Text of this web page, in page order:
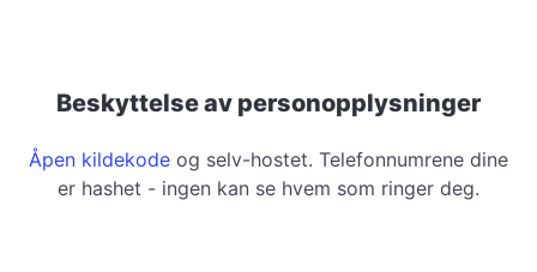
Beskyttelse av personopplysninger
Åpen kildekode og selv-hostet. Telefonnumrene dine
er hashet - ingen kan se hvem som ringer deg.